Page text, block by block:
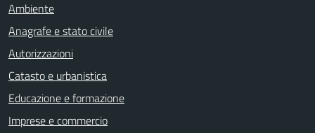
Ambiente
Anagrafe e stato civile
Autorizzazioni
Catasto e urbanistica
Educazione e formazione
Imprese e commercio